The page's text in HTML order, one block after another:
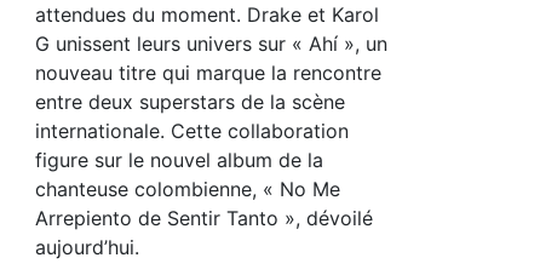
attendues du moment. Drake et Karol
G unissent leurs univers sur « Ahí », un
nouveau titre qui marque la rencontre
entre deux superstars de la scène
internationale. Cette collaboration
figure sur le nouvel album de la
chanteuse colombienne, « No Me
Arrepiento de Sentir Tanto », dévoilé
aujourd’hui.